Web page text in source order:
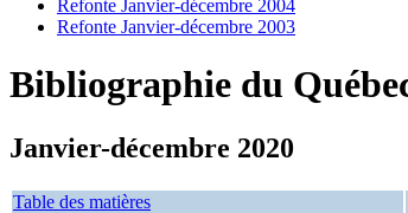
Refonte Janvier-décembre 2004
Refonte Janvier-décembre 2003
Bibliographie du
Janvier-décembre 2020
Table des matières